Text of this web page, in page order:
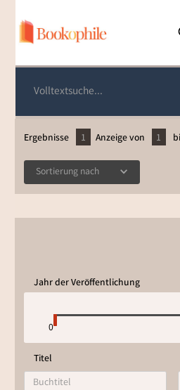
Bücherliste
Ergebnisse 1 Anzeige von 1
Sortierung nach
Jahr der Veröffentlichung
0
Titel
Um die Ergebnisse der
wählen einen